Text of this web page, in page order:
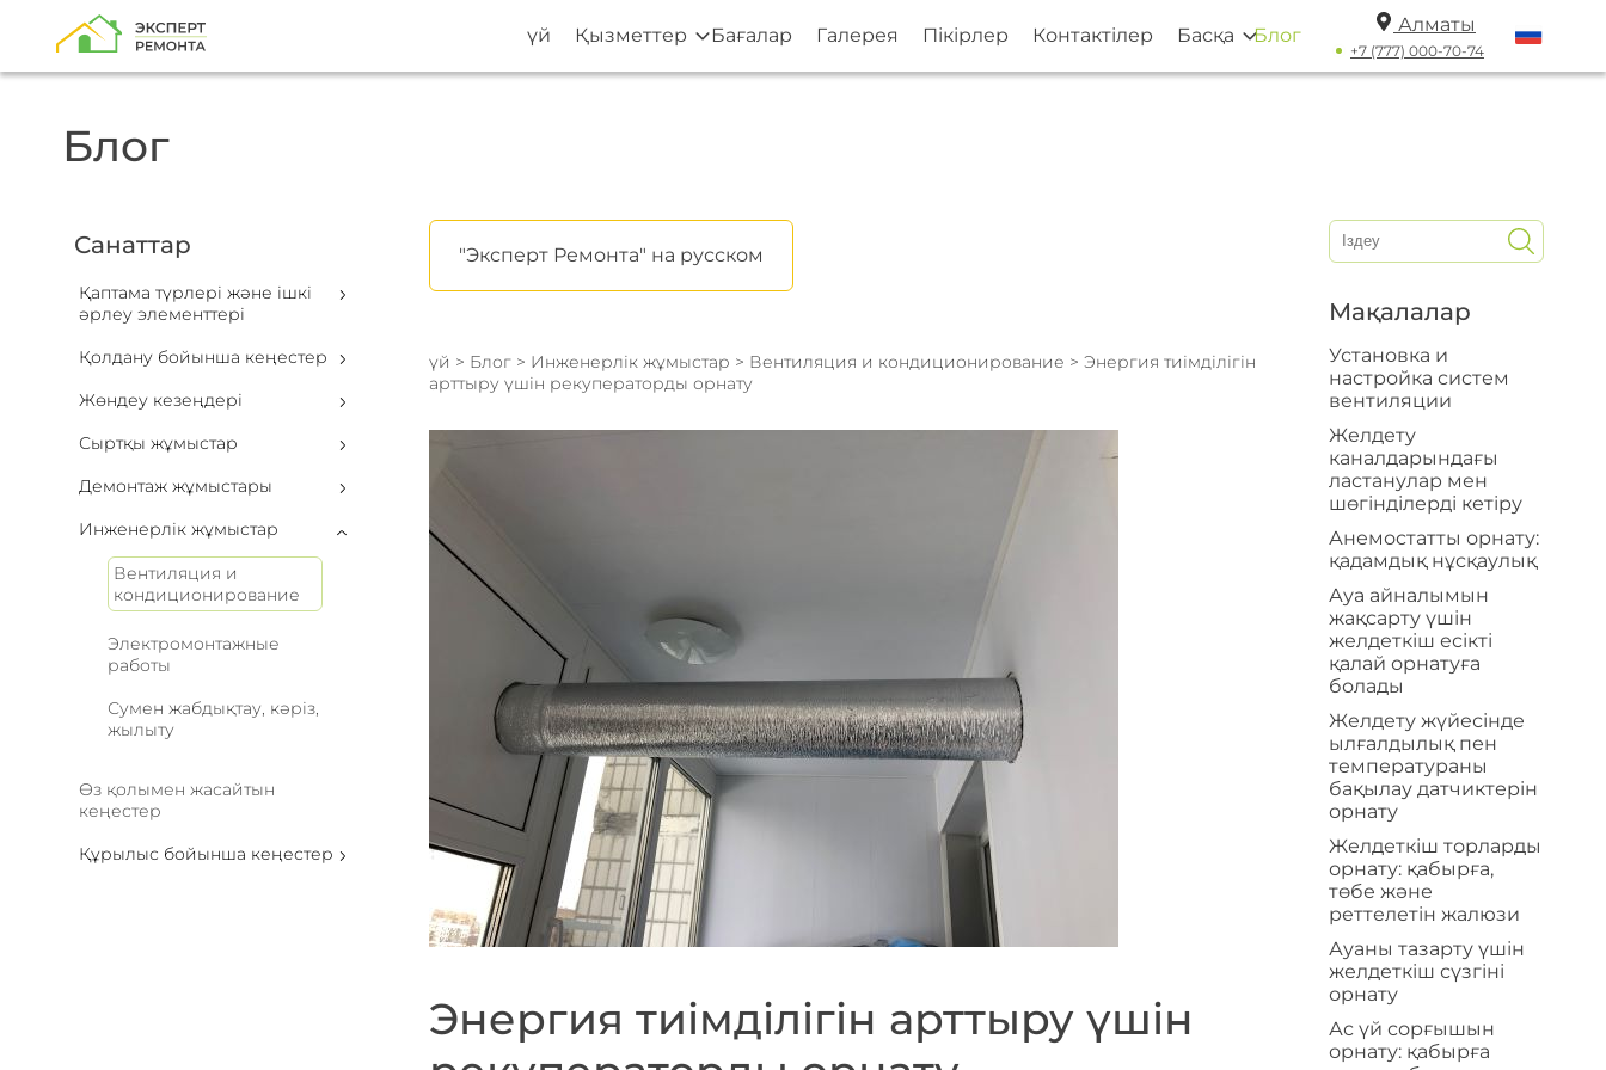
үй Қызметтер Бағалар Галерея Пікірлер Контактілер Басқа Блог Алматы
+7 (777) 000-70-74
Блог
Санаттар
Қаптама түрлері және ішкі
әрлеу элементтері
Қолдану бойынша кеңестер
Жөндеу кезеңдері
Сыртқы жұмыстар
Демонтаж жұмыстары
Инженерлік жұмыстар
Вентиляция и
кондиционирование
Электромонтажные
работы
Сумен жабдықтау, кәріз,
жылыту
Өз қолымен жасайтын
кеңестер
Құрылыс бойынша кеңестер
"Эксперт Ремонта" на русском
үй > Блог> Инженерлік жұмыстар > Вентиляция и кондиционирование > Энергия тиімділігін
арттыру үшін рекуператорды орнату
Энергия тиімділігін арттыру үшін
Мақалалар
Установка и
настройка систем
вентиляции
Желдету
каналдарындағы
ластанулар мен
шөгінділерді кетіру
Анемостатты орнату:
қадамдық нұсқаулық
Ауа айналымын
жақсарту үшін
желдеткіш есікті
қалай орнатуға
болады
Желдету жүйесінде
ылғалдылық пен
температураны
бақылау датчиктерін
орнату
Желдеткіш торларды
орнату: қабырға,
төбе және
реттелетін жалюзи
Ауаны тазарту үшін
желдеткіш сүзгіні
орнату
Ас үй сорғышын
орнату: қабырға